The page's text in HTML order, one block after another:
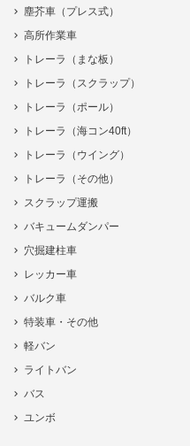
塵芥車（プレス式）
高所作業車
トレーラ（まな板）
トレーラ（スクラップ）
トレーラ（ポール）
トレーラ（海コン40ft）
トレーラ（ウイング）
トレーラ（その他）
スクラップ運搬
バキュームダンパー
穴掘建柱車
レッカー車
バルク車
特装車・その他
軽バン
ライトバン
バス
ユンボ